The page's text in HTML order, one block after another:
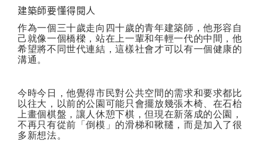
建築師要懂得閱人
作為一個三十歲走向四十歲的青年建築師，他形容自
己就像一個橋樑，站在上一輩和年輕一代的中間，他
希望將不同世代連結，這樣社會才可以有一個健康的
溝通。
今時今日，他覺得市民對公共空間的需求和要求都比
以往大，以前的公園可能只會擺放幾張木椅、在石枱
上畫個棋盤，讓人休憩下棋，但現在新落成的公園，
不再只有從前「倒模」的滑梯和鞦韆，而是加入了很
多新想法。